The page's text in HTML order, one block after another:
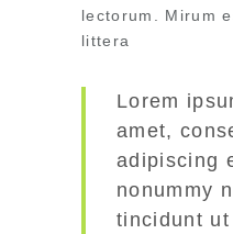
lectorum. Mirum
littera
Lorem
amet,
adipiscing
nonummy
tincidunt